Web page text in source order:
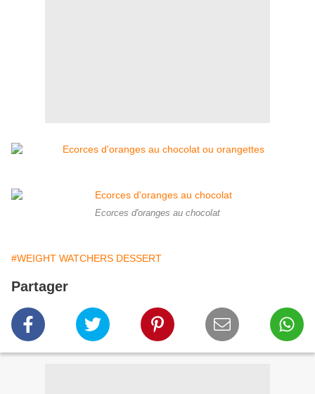
Ecorces d'oranges au chocolat
#WEIGHT WATCHERS DESSERT
Partager